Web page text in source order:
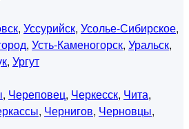
, Уссурийск, Усолье-Сибирское,
, Усть-Каменогорск, Уральск,
, Ургут
, Череповец, Черкесск, Чита,
, Чернигов, Черновцы,